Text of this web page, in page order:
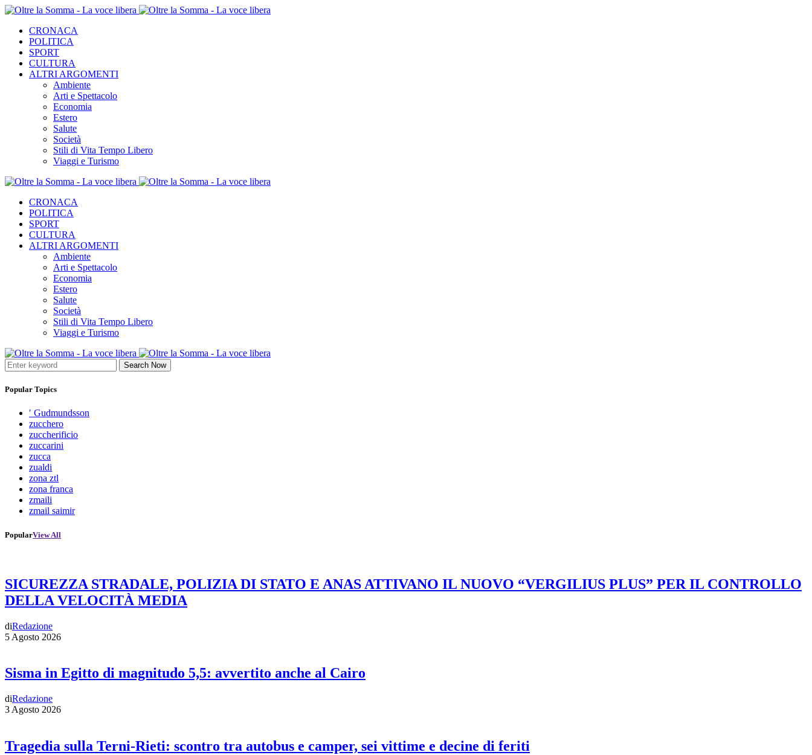
CRONACA
POLITICA
SPORT
CULTURA
ALTRI ARGOMENTI
Ambiente
Arti e Spettacolo
Economia
Estero
Salute
Società
Stili di Vita Tempo Libero
Viaggi e Turismo
CRONACA
POLITICA
SPORT
CULTURA
ALTRI ARGOMENTI
Ambiente
Arti e Spettacolo
Economia
Estero
Salute
Società
Stili di Vita Tempo Libero
Viaggi e Turismo
Search Now
Popular Topics
′ Gudmundsson
zucchero
zuccherificio
zuccarini
zucca
zualdi
zona ztl
zona franca
zmaili
zmail saimir
PopularView All
SICUREZZA STRADALE, POLIZIA DI STATO E ANAS ATTIVANO IL NUOVO “VERGILIUS PLUS” PER IL CONTROLLO
DELLA VELOCITÀ MEDIA
diRedazione
5 Agosto 2026
Sisma in Egitto di magnitudo 5,5: avvertito anche al Cairo
diRedazione
3 Agosto 2026
Tragedia sulla Terni-Rieti: scontro tra autobus e camper, sei vittime e decine di feriti